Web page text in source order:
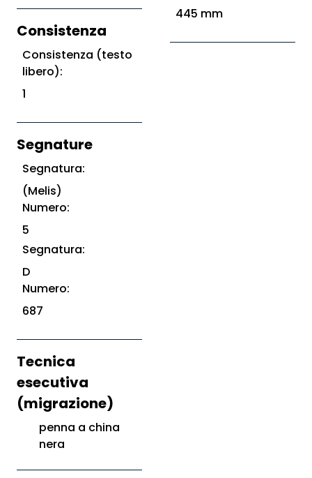
Consistenza
Consistenza (testo
libero):
1
Segnature
Segnatura:
(Melis)
Numero:
5
Segnatura:
D
Numero:
687
Tecnica
esecutiva
(migrazione)
penna a china
nera
445 mm